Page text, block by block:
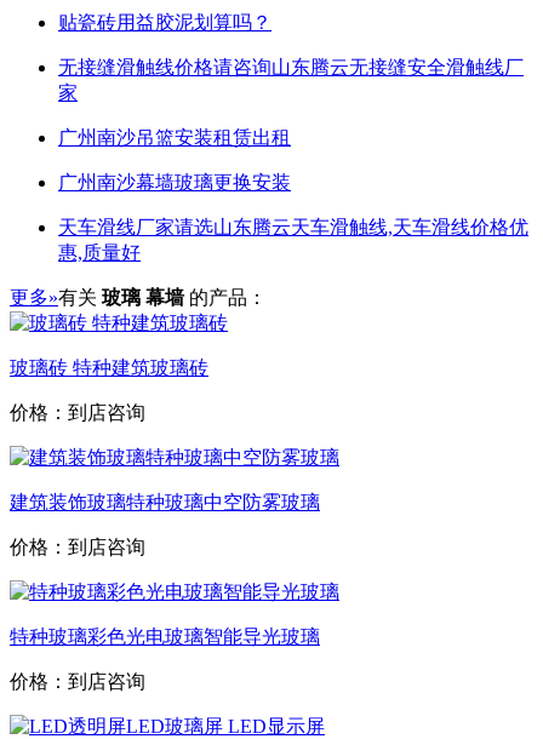
贴瓷砖用益胶泥划算吗？
无接缝滑触线价格请咨询山东腾云无接缝安全滑触线厂
家
广州南沙吊篮安装租赁出租
广州南沙幕墙玻璃更换安装
天车滑线厂家请选山东腾云天车滑触线,天车滑线价格优
惠,质量好
更多»有关 玻璃 幕墙 的产品：
玻璃砖 特种建筑玻璃砖
价格：到店咨询
建筑装饰玻璃特种玻璃中空防雾玻璃
价格：到店咨询
特种玻璃彩色光电玻璃智能导光玻璃
价格：到店咨询